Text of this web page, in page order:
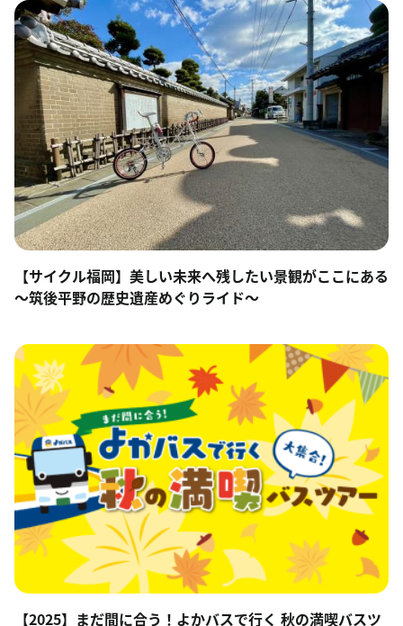
【サイクル福岡】美しい未来へ残したい景観がここにある
～筑後平野の歴史遺産めぐりライド～
【2025】まだ間に合う！よかバスで行く 秋の満喫バスツ